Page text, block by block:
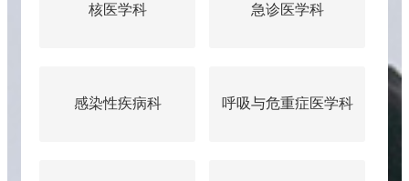
核医学科
感染性疾病科
急诊医学科
呼吸与危重症医学科